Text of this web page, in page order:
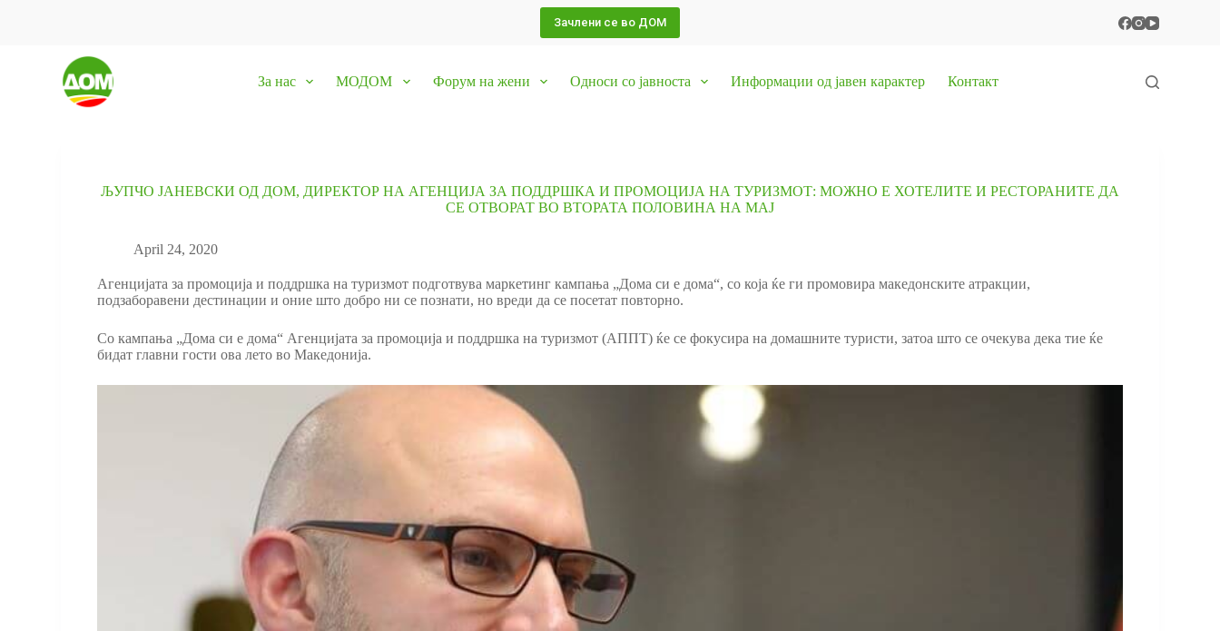
Зачлени се во ДОМ
За нас МОДОМ Форум на жени Односи со јавноста Информации од јавен карактер Контакт
ЉУПЧО ЈАНЕВСКИ ОД ДОМ, ДИРЕКТОР НА АГЕНЦИЈА ЗА ПОДДРШКА И ПРОМОЦИЈА НА ТУРИЗМОТ: МОЖНО Е ХОТЕЛИТЕ И РЕСТОРАНИТЕ ДА
СЕ ОТВОРАТ ВО ВТОРАТА ПОЛОВИНА НА МАЈ
April 24, 2020
Агенцијата за промоција и поддршка на туризмот подготвува маркетинг кампања „Дома си е дома“, со која ќе ги промовира македонските атракции,
подзаборавени дестинации и оние што добро ни се познати, но вреди да се посетат повторно.
Со кампања „Дома си е дома“ Агенцијата за промоција и поддршка на туризмот (АППТ) ќе се фокусира на домашните туристи, затоа што се очекува дека тие ќе
бидат главни гости ова лето во Македонија.